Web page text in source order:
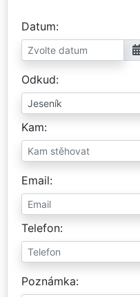
Datum
Odkud
Kam
Email
Telefon
Poznámka